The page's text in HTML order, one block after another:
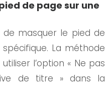
de page sur une
de masquer le pied de
La méthode
l’option « Ne pas
de titre » dans la